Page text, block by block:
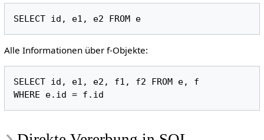
Alle Informationen über f-Objekte:
SELECT id, e1, e2, f1, f2 FROM e, f